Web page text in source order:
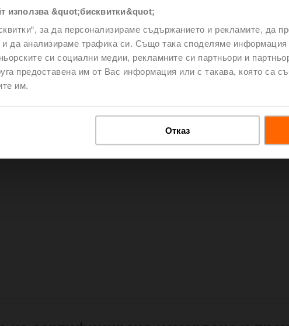
използва &quot;бисквитки&quot;
за да персонализираме съдържанието и рекламите, да
да анализираме трафика си. Също така споделяме информация
си социални медии, рекламните си партньори и
предоставена им от Вас информация или с такава, която са
им.
Отказ